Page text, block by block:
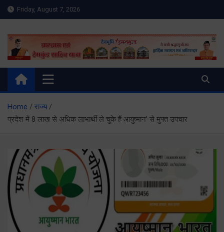
Skip
to
Friday, August 7, 2026
Meru Raibar | Uttarakhand
News | Uttarkashi News
meruraibar.com
Home
राज्य
प्रदेश में 8 लाख से अधिक लाभार्थी ले चुके हैं आयुष्मान’ से मुफ्त उपचार